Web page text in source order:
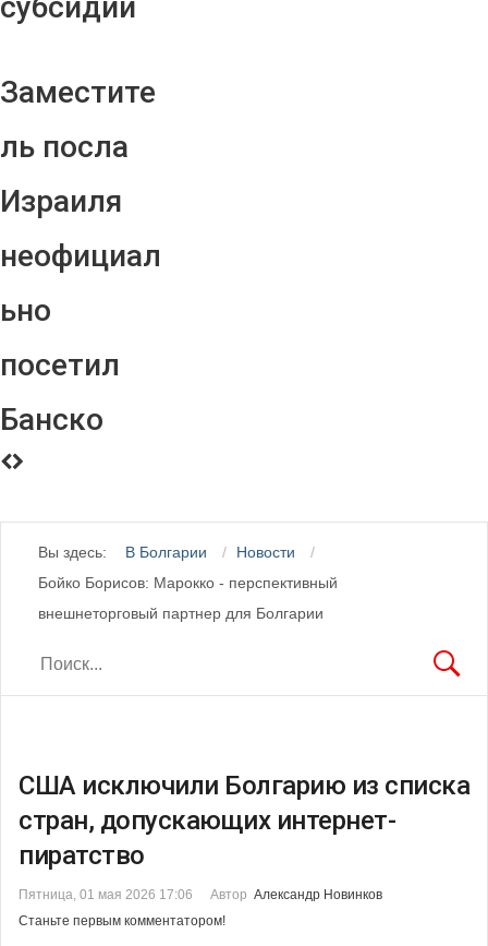
Заместите
ль посла
Израиля
неофициал
ьно
посетил
Банско
Вы здесь: В Болгарии
Новости
Бойко Борисов: Марокко - перспективный
внешнеторговый партнер для Болгарии
США исключили Болгарию из списка
стран, допускающих интернет-
пиратство
Пятница, 01 мая 2026 17:06 Автор Александр Новинков
Станьте первым комментатором!